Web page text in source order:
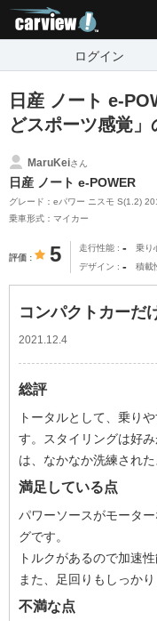
ログイン
日産 ノート e-
どスポーツ感覚
MaruKeiさん
日産 ノート e-POWER
グレード：eパワー ニスモ S(1.2)
乗車形式：マイカー
評価 5 走行性能 - 乗り
デザイン - 積載
コンパクトカーだ
2021.12.4
総評
トータルとして、乗り
す。スタイリングは好
は、なかなか洗練され
満足している点
パワーソースがモータ
グです。
トルクがあるので加速性
また、足回りもしっか
不満な点